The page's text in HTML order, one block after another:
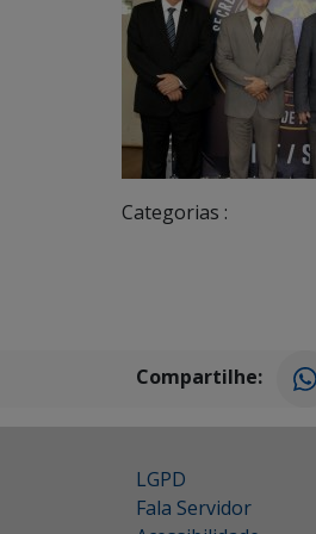
Categorias :
Compartilhe:
LGPD
Fala Servidor